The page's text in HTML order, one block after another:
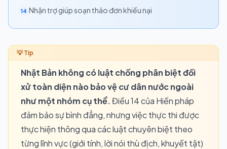
14 Nhận trợ giúp soạn thảo đơn khiếu nại
Nhật Bản không có luật chống phân biệt đối
xử toàn diện nào bảo vệ cư dân nước ngoài
như một nhóm cụ thể.Điều 14 của Hiến pháp
đảm bảo sự bình đẳng, nhưng việc thực thi được
thực hiện thông qua các luật chuyên biệt theo
từng lĩnh vực (giới tính, lời nói thù địch, khuyết tật)